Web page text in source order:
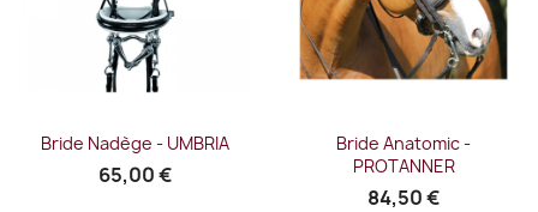
Bride Nadège - UMBRIA
65,00 €
Bride Anatomic -
PROTANNER
84,50 €